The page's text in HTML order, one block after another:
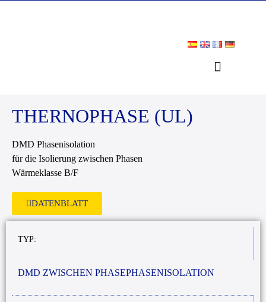
THERNOPHASE (UL)
DMD Phasenisolation
für die Isolierung zwischen Phasen
Wärmeklasse B/F
DATENBLATT
TYP:
DMD ZWISCHEN PHASEPHASENISOLATION